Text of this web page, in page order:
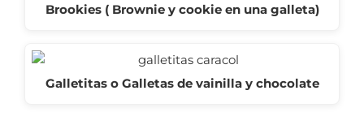
Brookies ( Brownie y cookie en una galleta)
Galletitas o Galletas de vainilla y chocolate